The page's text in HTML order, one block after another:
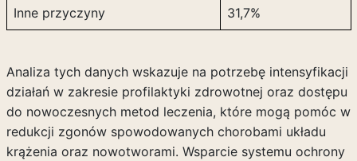
Inne przyczyny 31,7%
Analiza tych danych wskazuje na potrzebę intensyfikacji
działań w zakresie profilaktyki zdrowotnej oraz dostępu
do nowoczesnych metod leczenia, które mogą pomóc w
redukcji zgonów spowodowanych chorobami układu
krążenia oraz nowotworami. Wsparcie systemu ochrony